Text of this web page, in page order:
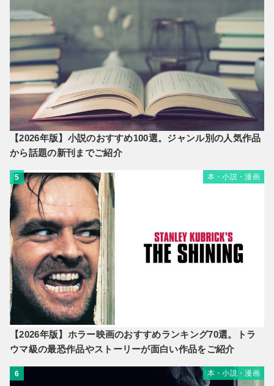
【2026年版】小説のおすすめ100選。ジャンル別の人気作品
から話題の新刊までご紹介
5 本・小説・漫画
【2026年版】ホラー映画のおすすめランキング70選。トラ
ウマ級の最恐作品やストーリーが面白い作品をご紹介
6 本・小説・漫画